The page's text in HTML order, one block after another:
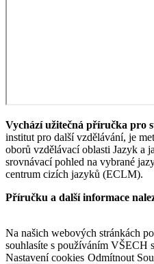
Vychází užitečná příručka pro
institut pro další vzdělávání, je
oborů vzdělávací oblasti Jazyk a
srovnávací pohled na vybrané
centrum cizích jazyků (ECLM).
Příručku a další informace
Na našich webových stránkách
souhlasíte s používáním VŠECH
Nastavení cookies Odmítnout